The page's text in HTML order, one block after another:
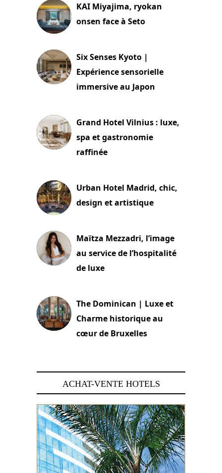
KAI Miyajima, ryokan
onsen face à Seto
Six Senses Kyoto |
Expérience sensorielle
immersive au Japon
Grand Hotel Vilnius : luxe,
spa et gastronomie
raffinée
Urban Hotel Madrid, chic,
design et artistique
Maïtza Mezzadri, l’image
au service de l’hospitalité
de luxe
The Dominican | Luxe et
Charme historique au
cœur de Bruxelles
ACHAT-VENTE HOTELS